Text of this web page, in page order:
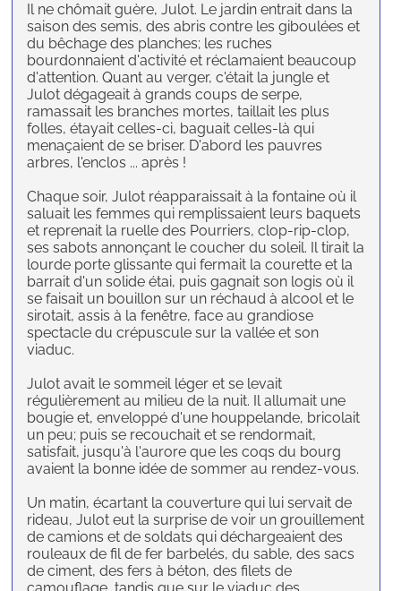
Il ne chômait guère, Julot. Le jardin entrait dans la
saison des semis, des abris contre les giboulées et
du bêchage des planches; les ruches
bourdonnaient d'activité et réclamaient beaucoup
d'attention. Quant au verger, c'était la jungle et
Julot dégageait à grands coups de serpe,
ramassait les branches mortes, taillait les plus
folles, étayait celles-ci, baguait celles-là qui
menaçaient de se briser. D'abord les pauvres
arbres, l'enclos ... après !
Chaque soir, Julot réapparaissait à la fontaine où il
saluait les femmes qui remplissaient leurs baquets
et reprenait la ruelle des Pourriers, clop-rip-clop,
ses sabots annonçant le coucher du soleil. Il tirait la
lourde porte glissante qui fermait la courette et la
barrait d'un solide étai, puis gagnait son logis où il
se faisait un bouillon sur un réchaud à alcool et le
sirotait, assis à la fenêtre, face au grandiose
spectacle du crépuscule sur la vallée et son
viaduc.
Julot avait le sommeil léger et se levait
régulièrement au milieu de la nuit. Il allumait une
bougie et, enveloppé d'une houppelande, bricolait
un peu; puis se recouchait et se rendormait,
satisfait, jusqu'à l'aurore que les coqs du bourg
avaient la bonne idée de sommer au rendez-vous.
Un matin, écartant la couverture qui lui servait de
rideau, Julot eut la surprise de voir un grouillement
de camions et de soldats qui déchargeaient des
rouleaux de fil de fer barbelés, du sable, des sacs
de ciment, des fers à béton, des filets de